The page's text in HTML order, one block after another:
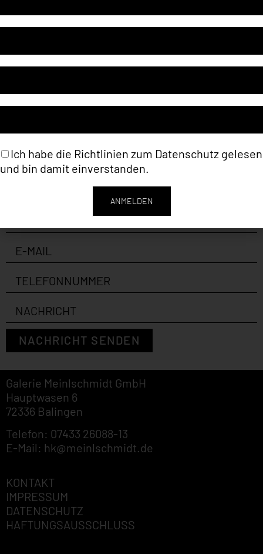
KategorieLiane Köhnlein (Malerei)
TagsAbstract,Malerei
NACHRICHT SENDEN
Galerie Meinlschmidt GmbH
Hauptwasen 6
72336 Balingen
Telefon: 07433 26088-13
E-Mail: hk@meinlschmidt.de
KONTAKT
IMPRESSUM
DATENSCHUTZ
HAFTUNGSAUSSCHLUSS
Ich habe die Richtlinien zum Datenschutz gelesen
und bin damit einverstanden.
ANMELDEN